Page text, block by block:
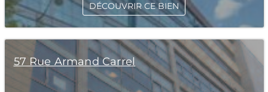
DÉCOUVRIR CE BIEN
57 Rue Armand Carrel